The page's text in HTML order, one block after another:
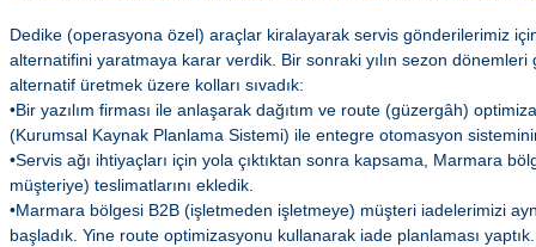
Dedike (operasyona özel) araçlar kiralayarak servis gönderilerimiz
alternatifini yaratmaya karar verdik. Bir sonraki yılın sezon
alternatif üretmek üzere kolları sıvadık:
•Bir yazılım firması ile anlaşarak dağıtım ve route (güzergâh)
(Kurumsal Kaynak Planlama Sistemi) ile entegre otomasyon
•Servis ağı ihtiyaçları için yola çıktıktan sonra kapsama, Marmara
müşteriye) teslimatlarını ekledik.
•Marmara bölgesi B2B (işletmeden işletmeye) müşteri iadelerimizi
başladık. Yine route optimizasyonu kullanarak iade planlaması yaptık.